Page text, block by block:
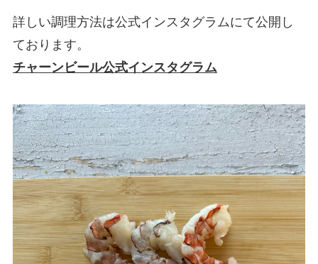
詳しい調理方法は公式インスタグラムにて公開し
ております。
チャーンビール公式インスタグラム